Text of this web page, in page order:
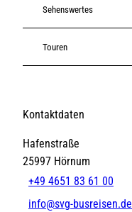
Sehenswertes
Touren
Kontaktdaten
Hafenstraße
25997 Hörnum
+49 4651 83 61 00
info@svg-busreisen.de